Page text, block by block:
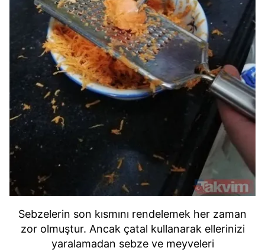
Sebzelerin son kısmını rendelemek her zaman
zor olmuştur. Ancak çatal kullanarak ellerinizi
yaralamadan sebze ve meyveleri